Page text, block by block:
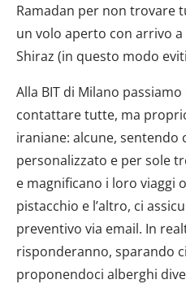
Ramadan per non trovare
un volo aperto con arrivo
Shiraz (in questo modo
Alla BIT di Milano
contattare tutte, ma
iraniane: alcune,
personalizzato e per sole
e magnificano i loro viaggi
pistacchio e l’altro, ci
preventivo via email. In
risponderanno, sparando
proponendoci alberghi